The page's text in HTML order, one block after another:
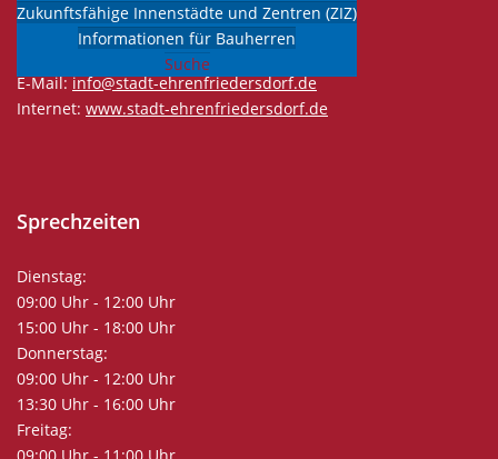
Zukunftsfähige Innenstädte und Zentren (ZIZ)
Informationen für Bauherren
Suche
Tel.: 037341 45-0
Fax: 037341 45-80
E-Mail:info@stadt-ehrenfriedersdorf.de
Internet: www.stadt-ehrenfriedersdorf.de
Sprechzeiten
Dienstag:
09:00 Uhr - 12:00 Uhr
15:00 Uhr - 18:00 Uhr
Donnerstag:
09:00 Uhr - 12:00 Uhr
13:30 Uhr - 16:00 Uhr
Freitag: